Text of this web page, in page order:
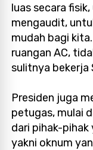
luas secara
mengaudit,
mudah bagi
ruangan AC,
sulitnya bekerja
Presiden juga
petugas, mulai
dari pihak-
yakni oknum